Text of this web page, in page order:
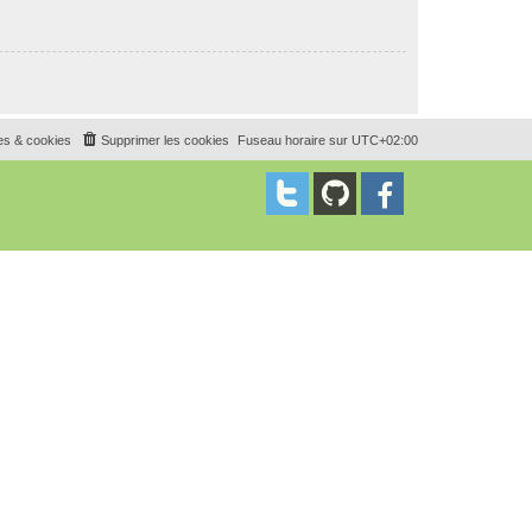
Fuseau horaire sur UTC+02:00
Supprimer les cookies
& cookies